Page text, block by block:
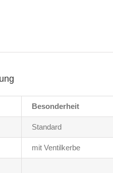
Besonderheit
Standard
mit Ventilkerbe